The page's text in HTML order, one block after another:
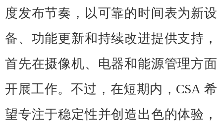
度发布节奏，以可靠的时间表为新设
备、功能更新和持续改进提供支持，
首先在摄像机、电器和能源管理方面
开展工作。不过，在短期内，CSA 希
望专注于稳定性并创造出色的体验，